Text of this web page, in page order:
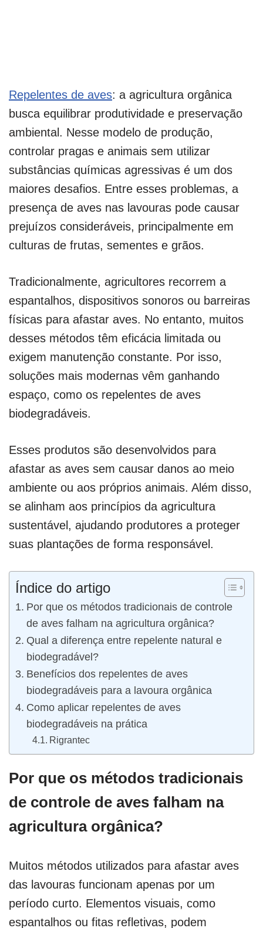
Repelentes de aves: a agricultura orgânica
busca equilibrar produtividade e preservação
ambiental. Nesse modelo de produção,
controlar pragas e animais sem utilizar
substâncias químicas agressivas é um dos
maiores desafios. Entre esses problemas, a
presença de aves nas lavouras pode causar
prejuízos consideráveis, principalmente em
culturas de frutas, sementes e grãos.
Tradicionalmente, agricultores recorrem a
espantalhos, dispositivos sonoros ou barreiras
físicas para afastar aves. No entanto, muitos
desses métodos têm eficácia limitada ou
exigem manutenção constante. Por isso,
soluções mais modernas vêm ganhando
espaço, como os repelentes de aves
biodegradáveis.
Esses produtos são desenvolvidos para
afastar as aves sem causar danos ao meio
ambiente ou aos próprios animais. Além disso,
se alinham aos princípios da agricultura
sustentável, ajudando produtores a proteger
suas plantações de forma responsável.
Índice do artigo
Por que os métodos tradicionais de controle
de aves falham na agricultura orgânica?
Qual a diferença entre repelente natural e
biodegradável?
Benefícios dos repelentes de aves
biodegradáveis para a lavoura orgânica
Como aplicar repelentes de aves
biodegradáveis na prática
Rigrantec
Por que os métodos tradicionais
de controle de aves falham na
agricultura orgânica?
Muitos métodos utilizados para afastar aves
das lavouras funcionam apenas por um
período curto. Elementos visuais, como
espantalhos ou fitas refletivas, podem